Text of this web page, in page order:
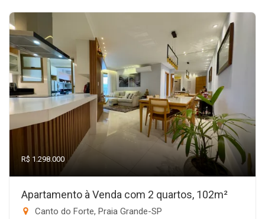
R$ 1.298.000
Apartamento à Venda com 2 quartos, 102m²
Canto do Forte, Praia Grande-SP